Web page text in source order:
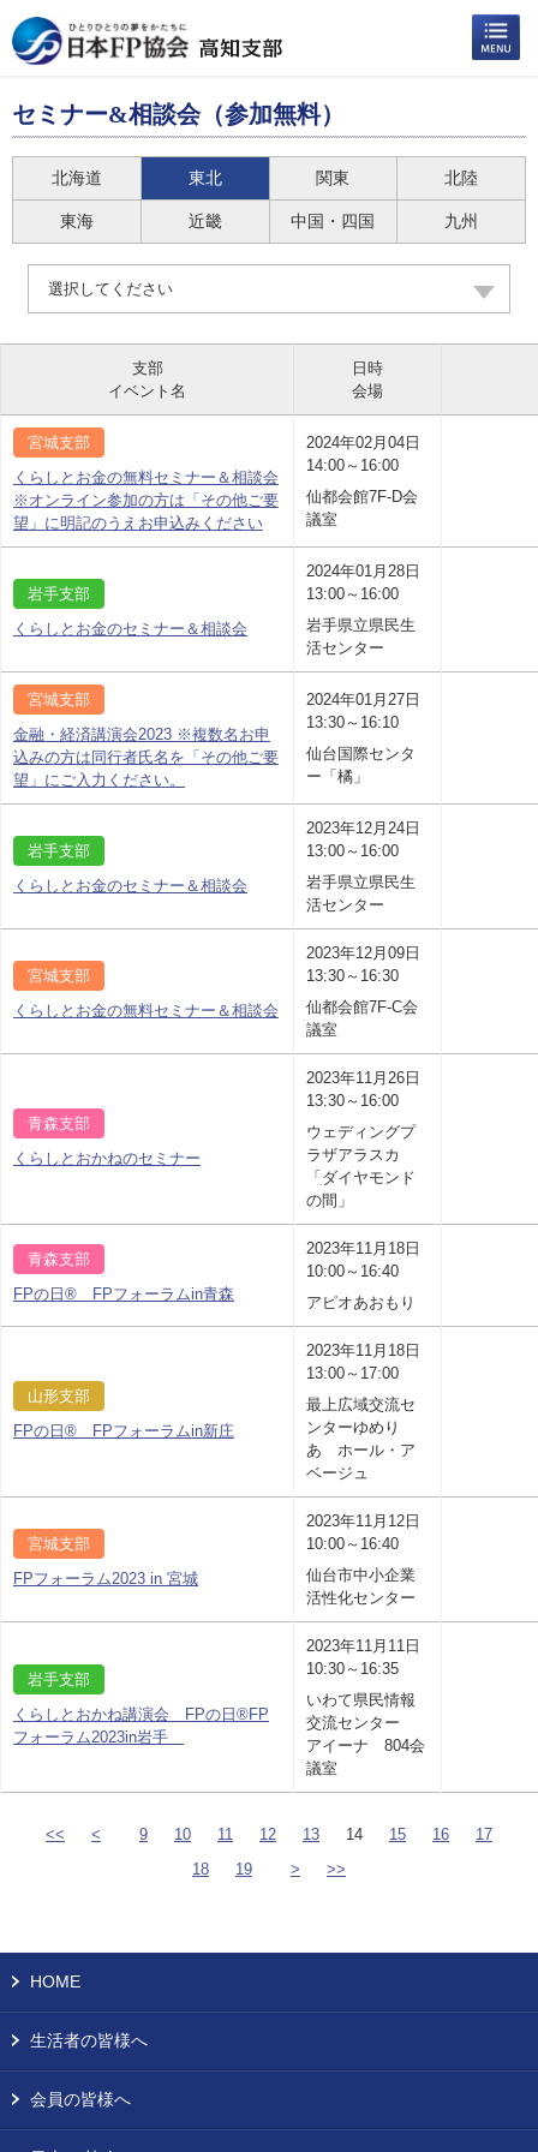
セミナー&相談会（参加無料）
北海道 東北 関東 北陸
東海 近畿 中国・四国 九州
選択してください
支部
イベント名
日時
会場
宮城支部
くらしとお金の無料セミナー＆相談会
※オンライン参加の方は「その他ご要
望」に明記のうえお申込みください
2024年02月04日
14:00～16:00
仙都会館7F-D会
議室
岩手支部
くらしとお金のセミナー＆相談会
2024年01月28日
13:00～16:00
岩手県立県民生
活センター
宮城支部
金融・経済講演会2023 ※複数名お申
込みの方は同行者氏名を「その他ご要
望」にご入力ください。
2024年01月27日
13:30～16:10
仙台国際センタ
ー「橘」
岩手支部
くらしとお金のセミナー＆相談会
2023年12月24日
13:00～16:00
岩手県立県民生
活センター
宮城支部
くらしとお金の無料セミナー＆相談会
2023年12月09日
13:30～16:30
仙都会館7F-C会
議室
青森支部
くらしとおかねのセミナー
2023年11月26日
13:30～16:00
ウェディングプ
ラザアラスカ
「ダイヤモンド
の間」
青森支部
FPの日® FPフォーラムin青森
2023年11月18日
10:00～16:40
アピオあおもり
山形支部
FPの日® FPフォーラムin新庄
2023年11月18日
13:00～17:00
最上広域交流セ
ンターゆめり
あ ホール・ア
ベージュ
宮城支部
FPフォーラム2023 in 宮城
2023年11月12日
10:00～16:40
仙台市中小企業
活性化センター
岩手支部
くらしとおかね講演会 FPの日®FP
フォーラム2023in岩手
2023年11月11日
10:30～16:35
いわて県民情報
交流センター
アイーナ 804会
議室
<< < 9 10 11 12 13 14 15 16
17
18
19 > >>
HOME
生活者の皆様へ
会員の皆様へ